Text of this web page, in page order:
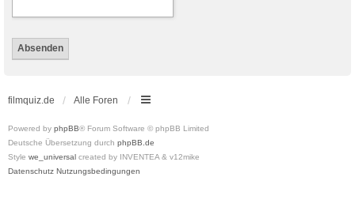
filmquiz.de Alle Foren
Powered by phpBB® Forum Software © phpBB Limited
Deutsche Übersetzung durch phpBB.de
Style we_universal created by INVENTEA & v12mike
Datenschutz Nutzungsbedingungen